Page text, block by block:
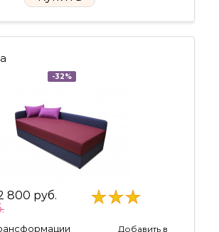
-32%
800 руб.
Добавить в